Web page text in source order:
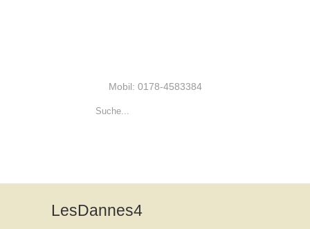
Mobil: 0178-4583384
LesDannes4